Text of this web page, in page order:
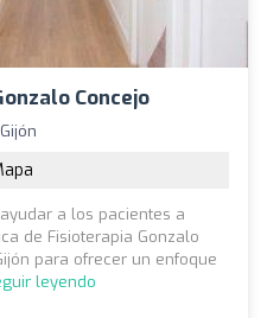
Concejo
a los pacientes a
de Fisioterapia Gonzalo
para ofrecer un enfoque
leyendo